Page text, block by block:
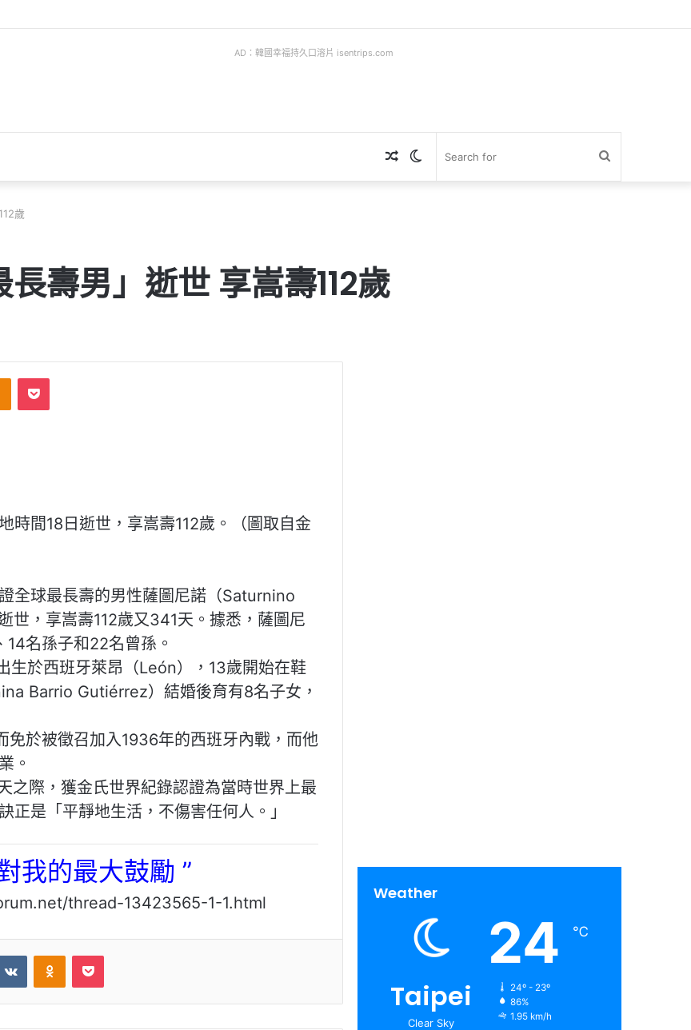
AD：韓國幸福持久口溶片 isentrips.com
Switch
Random
歲
壽男」逝世 享嵩壽112歲
時間18日逝世，享嵩壽112歲。（圖取自金
全球最長壽的男性薩圖尼諾（Saturnino
世，享嵩壽112歲又341天。據悉，薩圖尼
名孫子和22名曾孫。
生於西班牙萊昂（León），13歲開始在鞋
Barrio Gutiérrez）結婚後育有8名子女，
於被徵召加入1936年的西班牙內戰，而他
。
之際，獲金氏世界紀錄認證為當時世界上最
是「平靜地生活，不傷害任何人。」
我的最大鼓勵 ”
13423565-1-1.html Weather
Taipei
Clear Sky
24 ℃
24º - 23º
86%
1.95 km/h